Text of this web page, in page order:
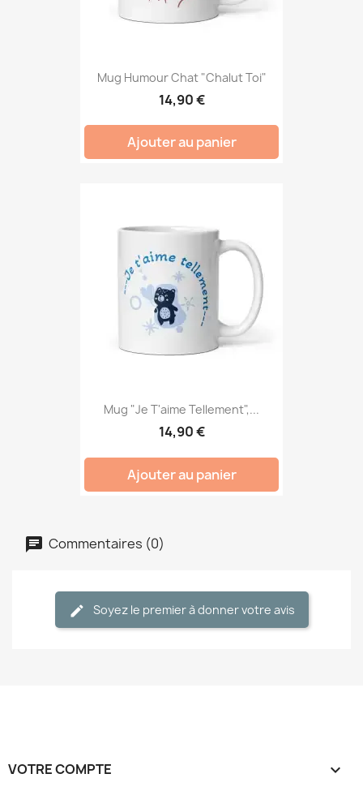
Mug Humour Chat "Chalut Toi"
14,90 €
Ajouter au panier
Mug "Je T'aime Tellement",...
14,90 €
Ajouter au panier
Commentaires (0)
Soyez le premier à donner votre avis
VOTRE COMPTE 